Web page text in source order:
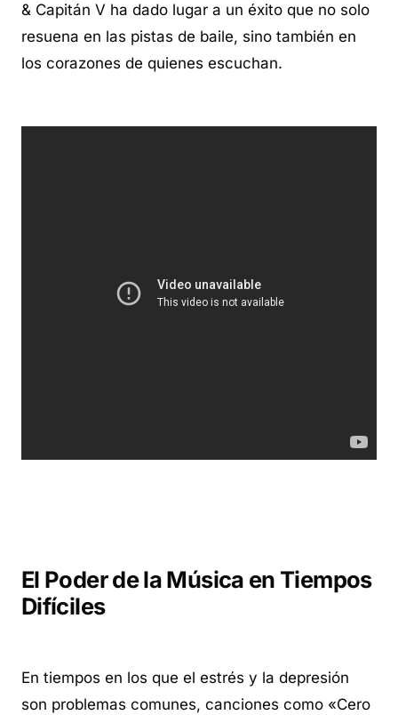
& Capitán V ha dado lugar a un éxito que no solo
resuena en las pistas de baile, sino también en
los corazones de quienes escuchan.
El Poder de la Música en Tiempos
Difíciles
En tiempos en los que el estrés y la depresión
son problemas comunes, canciones como «Cero